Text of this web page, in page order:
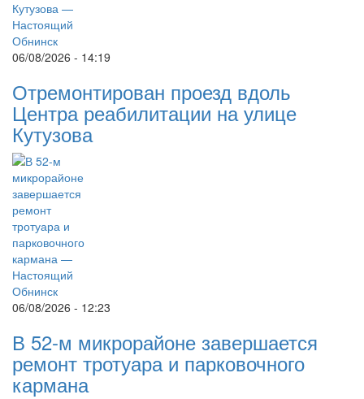
06/08/2026 - 14:19
Отремонтирован проезд вдоль
Центра реабилитации на улице
Кутузова
06/08/2026 - 12:23
В 52-м микрорайоне завершается
ремонт тротуара и парковочного
кармана